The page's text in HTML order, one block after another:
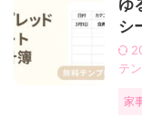
ゆ
シ
テ
家